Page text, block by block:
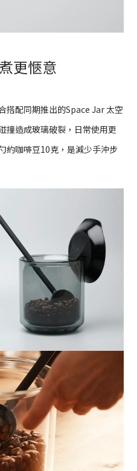
更愜意
搭配同期推出的Space Jar 太空
撞造成玻璃破裂，日常使用更
約咖啡豆10克，是減少手沖步